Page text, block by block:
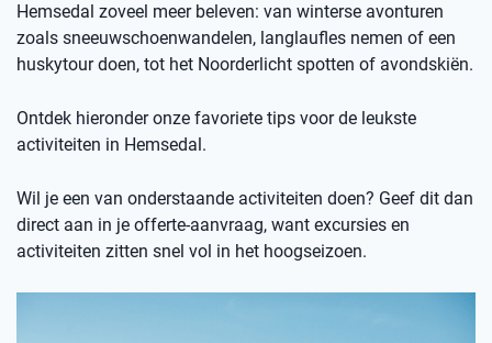
Hemsedal zoveel meer beleven: van winterse avonturen
zoals sneeuwschoenwandelen, langlaufles nemen of een
huskytour doen, tot het Noorderlicht spotten of avondskiën.
Ontdek hieronder onze favoriete tips voor de leukste
activiteiten in Hemsedal.
Wil je een van onderstaande activiteiten doen? Geef dit dan
direct aan in je offerte-aanvraag, want excursies en
activiteiten zitten snel vol in het hoogseizoen.